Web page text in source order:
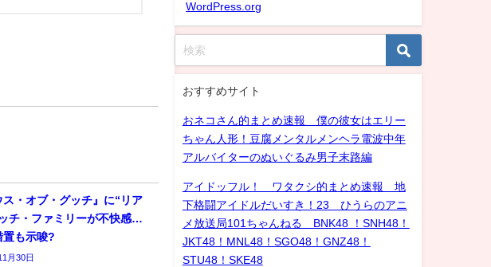
ス・オブ・グッチ』に“リア
チ・ファミリーが不快感…
置も示唆?
月30日
WordPress.org
おすすめサイト
おネコさん的まとめ速報 僕の彼女はエリー
ちゃん人形！豆腐メンタルメンヘラ電波中年
アルバイターのぬいぐるみ男子末路編
アイドッフル！ ワタクシ的まとめ速報 地
下格闘アイドルだいすき！23 ひうらのアニ
メ放送局101ちゃんねる BNK48 ！SNH48！
JKT48！MNL48！SGO48！GNZ48！
STU48！SKE48